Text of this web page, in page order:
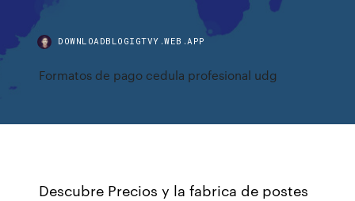
DOWNLOADBLOGIGTVY.WEB.APP
Formatos de pago cedula profesional udg
Descubre Precios y la fabrica de postes